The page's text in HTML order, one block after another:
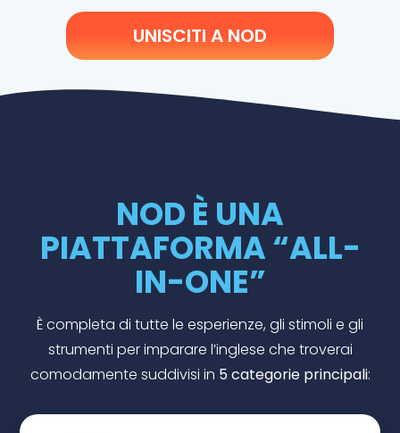
UNISCITI A NOD
NOD È UNA
PIATTAFORMA “ALL-
IN-ONE”
È completa di tutte le esperienze, gli stimoli e gli
strumenti per imparare l’inglese che troverai
comodamente suddivisi in 5 categorie principali: